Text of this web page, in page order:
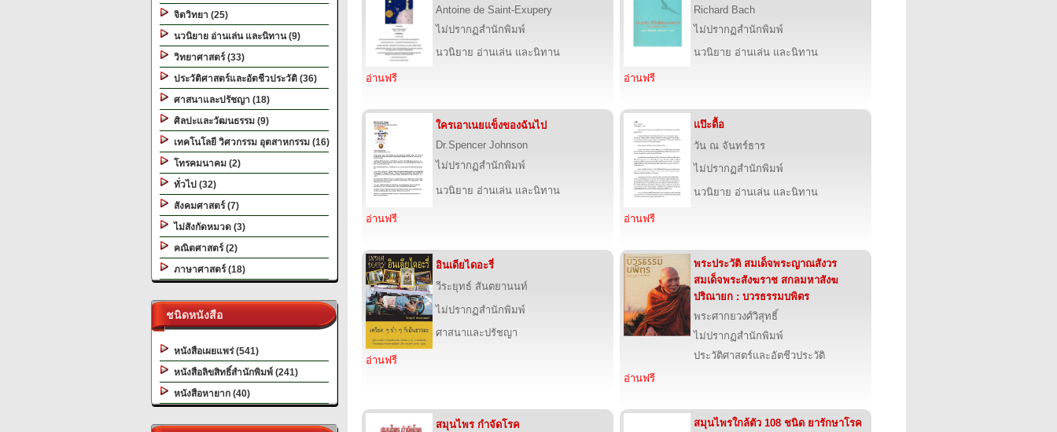
จิตวิทยา (25)
นวนิยาย อ่านเล่น และนิทาน (9)
วิทยาศาสตร์ (33)
ประวัติศาสตร์และอัตชีวประวัติ (36)
ศาสนาและปรัชญา (18)
ศิลปะและวัฒนธรรม (9)
เทคโนโลยี วิศวกรรม อุตสาหกรรม (16)
โทรคมนาคม (2)
ทั่วไป (32)
สังคมศาสตร์ (7)
ไม่สังกัดหมวด (3)
คณิตศาสตร์ (2)
ภาษาศาสตร์ (18)
ชนิดหนังสือ
หนังสือเผยแพร่ (541)
หนังสือลิขสิทธิ์สำนักพิมพ์ (241)
หนังสือหายาก (40)
Antoine de Saint-Exupery
ไม่ปรากฏสำนักพิมพ์
นวนิยาย อ่านเล่น และนิทาน
อ่านฟรี
Richard Bach
ไม่ปรากฏสำนักพิมพ์
นวนิยาย อ่านเล่น และนิทาน
อ่านฟรี
ใครเอาเนยแข็งของฉันไป
Dr.Spencer Johnson
ไม่ปรากฏสำนักพิมพ์
นวนิยาย อ่านเล่น และนิทาน
อ่านฟรี
แป๊ะดื้อ
วัน ณ จันทร์ธาร
ไม่ปรากฏสำนักพิมพ์
นวนิยาย อ่านเล่น และนิทาน
อ่านฟรี
อินเดียไดอะรี่
วีระยุทธ์ สันตยานนท์
ไม่ปรากฏสำนักพิมพ์
ศาสนาและปรัชญา
อ่านฟรี
พระประวัติ สมเด็จพระญาณสังวร
สมเด็จพระสังฆราช สกลมหาสังฆ
ปริณายก : บวรธรรมบพิตร
พระศากยวงศ์วิสุทธิ์
ไม่ปรากฏสำนักพิมพ์
ประวัติศาสตร์และอัตชีวประวัติ
อ่านฟรี
สมุนไพร กำจัดโรค
สมุนไพรใกล้ตัว 108 ชนิด ยารักษาโรค